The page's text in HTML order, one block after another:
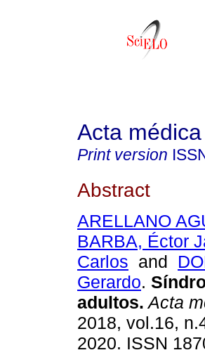
Acta
Print version
Abstract
ARELLANO
BARBA, Éctor
Carlos and
Gerardo.
adultos. Acta
2018, vol.16,
2020. ISSN